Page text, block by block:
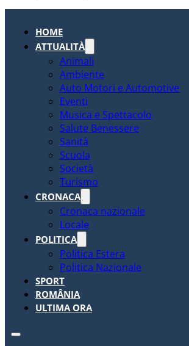
HOME
ATTUALITÀ
Animali
Ambiente
Auto Motori e Automotive
Eventi
Musica e Spettacolo
Salute Benessere
Sanità
Scuola
Società
Turismo
CRONACA
Cronaca nazionale
Locale
POLITICA
Politica Estera
Politica Nazionale
SPORT
ROMÂNIA
ULTIMA ORA